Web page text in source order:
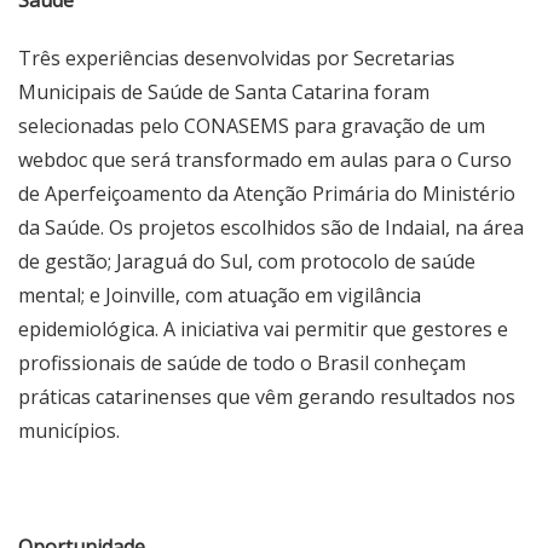
Três experiências desenvolvidas por Secretarias
Municipais de Saúde de Santa Catarina foram
selecionadas pelo CONASEMS para gravação de um
webdoc que será transformado em aulas para o Curso
de Aperfeiçoamento da Atenção Primária do Ministério
da Saúde. Os projetos escolhidos são de Indaial, na área
de gestão; Jaraguá do Sul, com protocolo de saúde
mental; e Joinville, com atuação em vigilância
epidemiológica. A iniciativa vai permitir que gestores e
profissionais de saúde de todo o Brasil conheçam
práticas catarinenses que vêm gerando resultados nos
municípios.